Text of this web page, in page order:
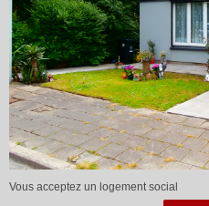
Vous acceptez un logement social